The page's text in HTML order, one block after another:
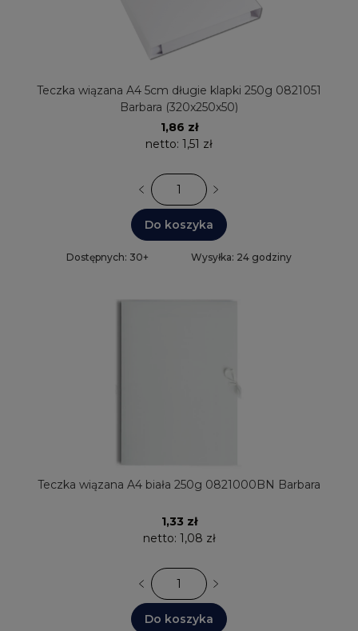
Teczka wiązana A4 5cm długie klapki 250g 0821051
Barbara (320x250x50)
1,86 zł
netto: 1,51 zł
Do koszyka
Dostępnych: 30+ Wysyłka: 24 godziny
Teczka wiązana A4 biała 250g 0821000BN Barbara
1,33 zł
netto: 1,08 zł
Do koszyka